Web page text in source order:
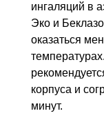
ингаляций в
Эко и
оказаться
корпуса и
минут.